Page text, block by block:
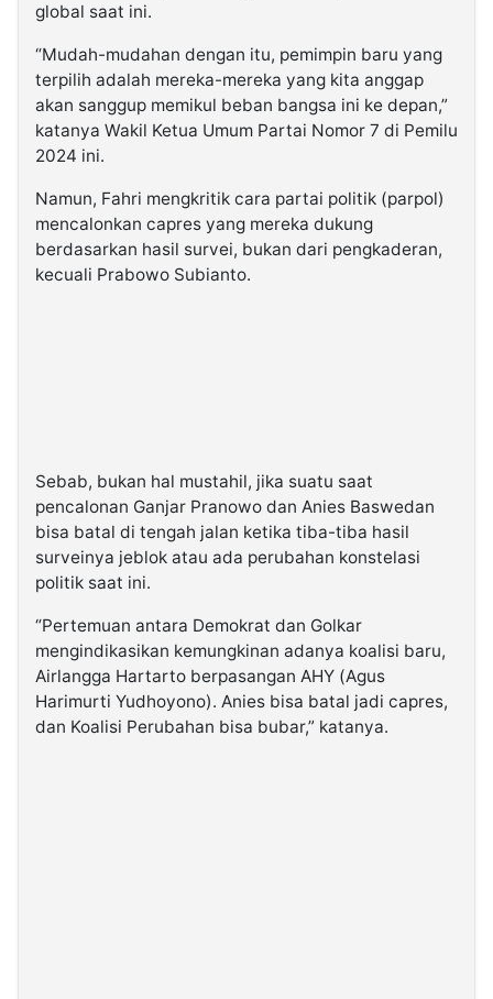
global saat ini.
“Mudah-mudahan dengan itu, pemimpin baru yang
terpilih adalah mereka-mereka yang kita anggap
akan sanggup memikul beban bangsa ini ke depan,”
katanya Wakil Ketua Umum Partai Nomor 7 di Pemilu
2024 ini.
Namun, Fahri mengkritik cara partai politik (parpol)
mencalonkan capres yang mereka dukung
berdasarkan hasil survei, bukan dari pengkaderan,
kecuali Prabowo Subianto.
Sebab, bukan hal mustahil, jika suatu saat
pencalonan Ganjar Pranowo dan Anies Baswedan
bisa batal di tengah jalan ketika tiba-tiba hasil
surveinya jeblok atau ada perubahan konstelasi
politik saat ini.
“Pertemuan antara Demokrat dan Golkar
mengindikasikan kemungkinan adanya koalisi baru,
Airlangga Hartarto berpasangan AHY (Agus
Harimurti Yudhoyono). Anies bisa batal jadi capres,
dan Koalisi Perubahan bisa bubar,” katanya.